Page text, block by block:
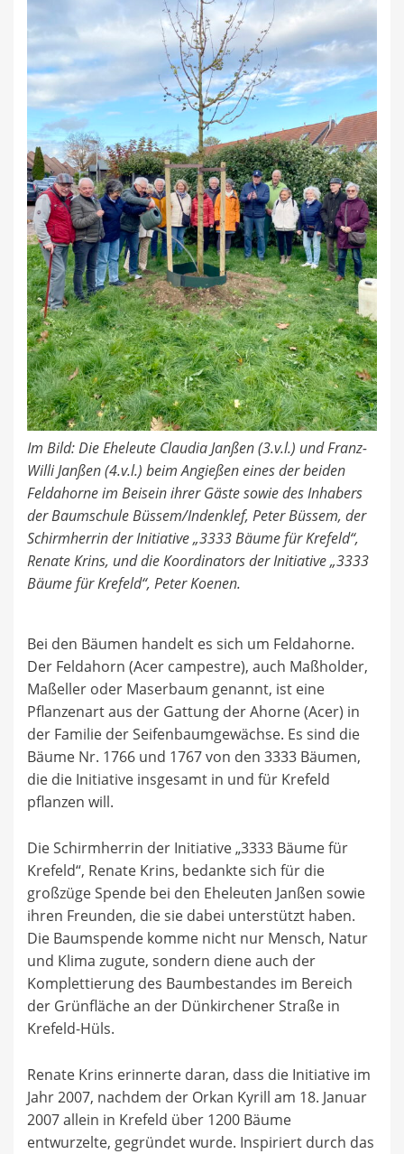
Im Bild: Die Eheleute Claudia Janßen (3.v.l.) und Franz-
Willi Janßen (4.v.l.) beim Angießen eines der beiden
Feldahorne im Beisein ihrer Gäste sowie des Inhabers
der Baumschule Büssem/Indenklef, Peter Büssem, der
Schirmherrin der Initiative „3333 Bäume für Krefeld“,
Renate Krins, und die Koordinators der Initiative „3333
Bäume für Krefeld“, Peter Koenen.
Bei den Bäumen handelt es sich um Feldahorne.
Der Feldahorn (Acer campestre), auch Maßholder,
Maßeller oder Maserbaum genannt, ist eine
Pflanzenart aus der Gattung der Ahorne (Acer) in
der Familie der Seifenbaumgewächse. Es sind die
Bäume Nr. 1766 und 1767 von den 3333 Bäumen,
die die Initiative insgesamt in und für Krefeld
pflanzen will.
Die Schirmherrin der Initiative „3333 Bäume für
Krefeld“, Renate Krins, bedankte sich für die
großzüge Spende bei den Eheleuten Janßen sowie
ihren Freunden, die sie dabei unterstützt haben.
Die Baumspende komme nicht nur Mensch, Natur
und Klima zugute, sondern diene auch der
Komplettierung des Baumbestandes im Bereich
der Grünfläche an der Dünkirchener Straße in
Krefeld-Hüls.
Renate Krins erinnerte daran, dass die Initiative im
Jahr 2007, nachdem der Orkan Kyrill am 18. Januar
2007 allein in Krefeld über 1200 Bäume
entwurzelte, gegründet wurde. Inspiriert durch das